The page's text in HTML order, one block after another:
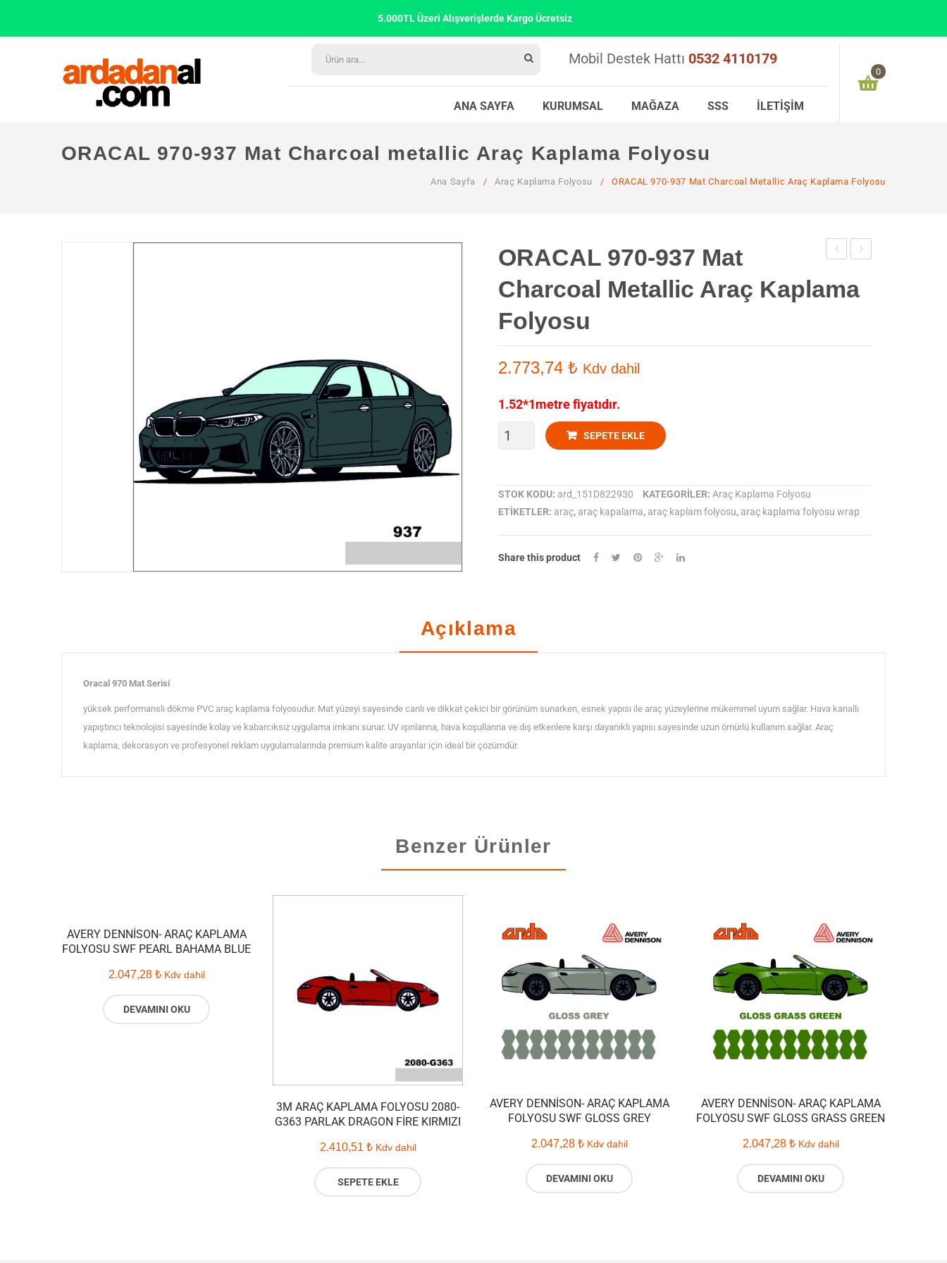
5.000TL Üzeri Alışverişlerde Kargo Ücretsiz
Mobil Destek Hattı 0532 4110179
ANA SAYFA KURUMSAL MAĞAZA SSS İLETIŞIM
0
ARA TOPLAM:
ORACAL 970-937 Mat Charcoal metallic Araç Kaplama Folyosu
Ana Sayfa / Araç Kaplama Folyosu / ORACAL 970-937 Mat Charcoal Metallic Araç Kaplama Folyosu
932
metallic
093
metallic
ORACAL 970-937 Mat
Charcoal Metallic Araç Kaplama
Folyosu
2.773,74 ₺ Kdv dahil
1.52*1metre fiyatıdır.
ORACAL
937
Mat
Kaplama
Folyosu
SEPETE EKLE
STOK KODU: ard_151D822930 KATEGORILER: Araç Kaplama Folyosu
ETIKETLER: araç, araç kapalama, araç kaplam folyosu, araç kaplama folyosu wrap
Share this product
Açıklama
Oracal 970 Mat Serisi
yüksek performanslı dökme PVC araç kaplama folyosudur. Mat yüzeyi sayesinde canlı ve dikkat çekici bir görünüm sunarken, esnek yapısı ile araç yüzeylerine mükemmel uyum sağlar. Hava kanallı
yapıştırıcı teknolojisi sayesinde kolay ve kabarcıksız uygulama imkanı sunar. UV ışınlarına, hava koşullarına ve dış etkenlere karşı dayanıklı yapısı sayesinde uzun ömürlü kullanım sağlar. Araç
kaplama, dekorasyon ve profesyonel reklam uygulamalarında premium kalite arayanlar için ideal bir çözümdür.
Benzer Ürünler
AVERY DENNISON- ARAÇ KAPLAMA
FOLYOSU SWF PEARL BAHAMA BLUE
2.047,28 ₺ Kdv dahil
DEVAMINI OKU
3M ARAÇ KAPLAMA FOLYOSU 2080-
G363 PARLAK DRAGON FIRE KIRMIZI
2.410,51 ₺ Kdv dahil
SEPETE EKLE
AVERY DENNISON- ARAÇ KAPLAMA
FOLYOSU SWF GLOSS GREY
2.047,28 ₺ Kdv dahil
DEVAMINI OKU
AVERY DENNISON- ARAÇ KAPLAMA
FOLYOSU SWF GLOSS GRASS GREEN
2.047,28 ₺ Kdv dahil
DEVAMINI OKU